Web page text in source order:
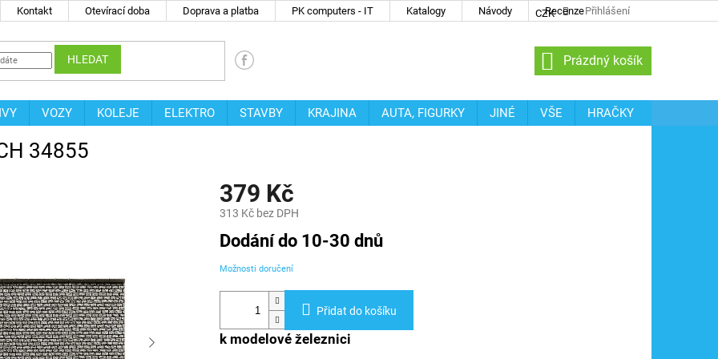
Kontakt Otevírací doba Doprava a platba PK computers - IT Katalogy Návody Recenze
CZK Přihlášení
HLEDAT
NÁKUPNÍ
KOŠÍK
Prázdný košík
VOZY KOLEJE ELEKTRO STAVBY KRAJINA AUTA, FIGURKY JINÉ VŠE
HRAČKY
34855
379 Kč
313 Kč bez DPH
Měrná
cena:
Dodání do 10-30 dnů
Možnosti doručení
Přidat do košíku
k modelové železnici